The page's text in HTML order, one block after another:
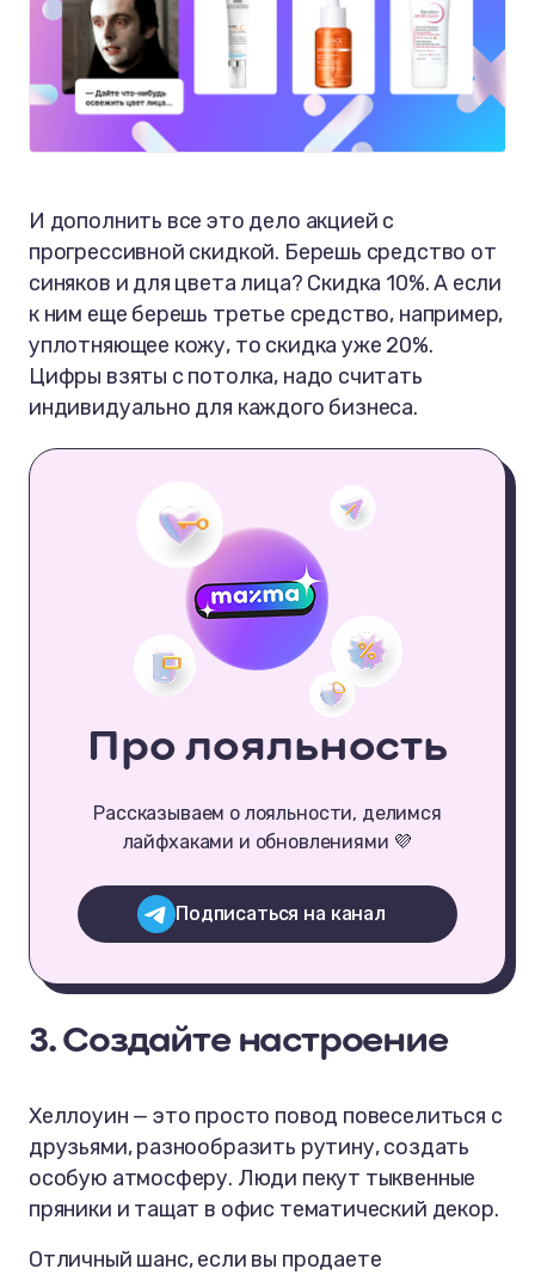
И дополнить все это дело акцией с
прогрессивной скидкой. Берешь средство от
синяков и для цвета лица? Скидка 10%. А если
к ним еще берешь третье средство, например,
уплотняющее кожу, то скидка уже 20%.
Цифры взяты с потолка, надо считать
индивидуально для каждого бизнеса.
Про лояльность
Рассказываем о лояльности, делимся
лайфхаками и обновлениями 💜
Подписаться на канал
3. Создайте настроение
Хеллоуин — это просто повод повеселиться с
друзьями, разнообразить рутину, создать
особую атмосферу. Люди пекут тыквенные
пряники и тащат в офис тематический декор.
Отличный шанс, если вы продаете